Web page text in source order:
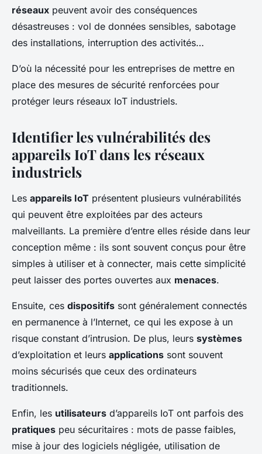
réseaux peuvent avoir des conséquences
désastreuses : vol de données sensibles, sabotage
des installations, interruption des activités…
D’où la nécessité pour les entreprises de mettre en
place des mesures de sécurité renforcées pour
protéger leurs réseaux IoT industriels.
Identifier les vulnérabilités des
appareils IoT dans les réseaux
industriels
Les appareils IoT présentent plusieurs vulnérabilités
qui peuvent être exploitées par des acteurs
malveillants. La première d’entre elles réside dans leur
conception même : ils sont souvent conçus pour être
simples à utiliser et à connecter, mais cette simplicité
peut laisser des portes ouvertes aux menaces.
Ensuite, ces dispositifs sont généralement connectés
en permanence à l’Internet, ce qui les expose à un
risque constant d’intrusion. De plus, leurs systèmes
d’exploitation et leurs applications sont souvent
moins sécurisés que ceux des ordinateurs
traditionnels.
Enfin, les utilisateurs d’appareils IoT ont parfois des
pratiques peu sécuritaires : mots de passe faibles,
mise à jour des logiciels négligée, utilisation de